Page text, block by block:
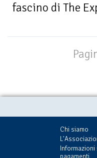
fascino di The
Chi siamo
Informazioni